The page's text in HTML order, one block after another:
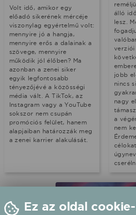
Volt idő, amikor egy
előadó sikerének mércéje
viszonylag egyértelmű volt:
mennyire jó a hangja,
mennyire erős a dalainak a
szövege, mennyire
működik jól élőben? Ma
azonban a zenei siker
egyik legfontosabb
tényezőjévé a közösségi
média vált. A TikTok, az
Instagram vagy a YouTube
sokszor nem csupán
promóciós felület, hanem
alapjaiban határozzák meg
a zenei karrier alakulását.
álló
lesz.
verziói
jobb
nincs
nagy
a
nem
Ez az oldal